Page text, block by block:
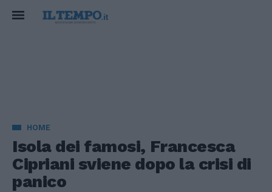
HOME
Isola dei famosi, Francesca
Cipriani sviene dopo la crisi di
panico